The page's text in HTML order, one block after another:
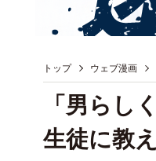
トップ ウェブ漫画
「男らし
生徒に教